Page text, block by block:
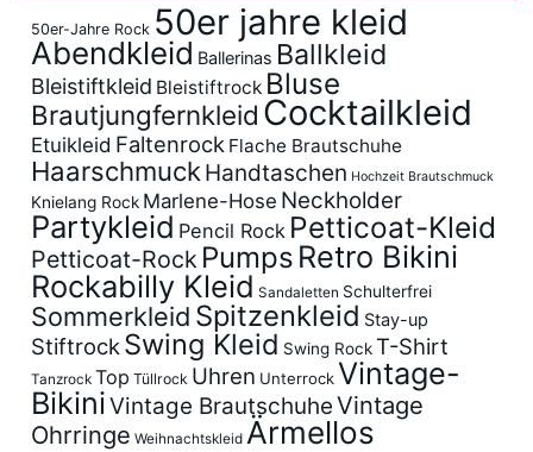
50er-Jahre Rock 50er jahre kleid
Abendkleid Ballerinas Ballkleid
Bleistiftkleid Bleistiftrock Bluse
Brautjungfernkleid Cocktailkleid
Etuikleid Faltenrock Flache Brautschuhe
Haarschmuck Handtaschen Hochzeit Brautschmuck
Knielang Rock Marlene-Hose Neckholder
Partykleid Pencil Rock Petticoat-Kleid
Petticoat-Rock Pumps Retro Bikini
Rockabilly Kleid Sandaletten Schulterfrei
Sommerkleid Spitzenkleid Stay-up
Stiftrock Swing Kleid Swing RockT-Shirt
Tanzrock Top Tüllrock Uhren UnterrockVintage-
BikiniVintage BrautschuheVintage
Ohrringe Weihnachtskleid Ärmellos